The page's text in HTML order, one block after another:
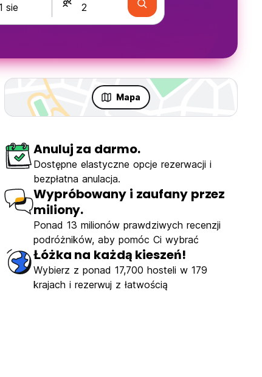
Mapa
Anuluj za darmo.
Dostępne elastyczne opcje rezerwacji i
bezpłatna anulacja.
Wypróbowany i zaufany przez
miliony.
Ponad 13 milionów prawdziwych recenzji
podróżników, aby pomóc Ci wybrać
Łóżka na każdą kieszeń!
Wybierz z ponad 17,700 hosteli w 179
krajach i rezerwuj z łatwością